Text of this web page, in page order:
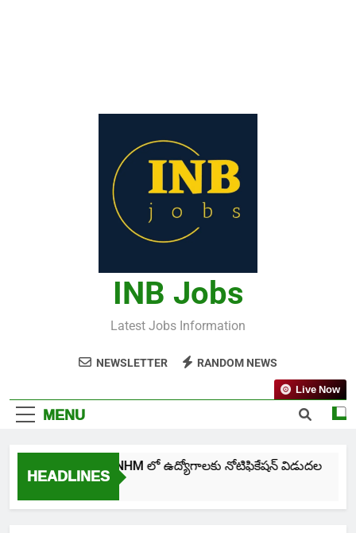
INB Jobs
Latest Jobs Information
NEWSLETTER RANDOM NEWS
MENU
Live Now
HEADLINES
తెలంగాణ NHM లో ఉద్యోగాలకు నోటిఫికేషన్ విడుదల